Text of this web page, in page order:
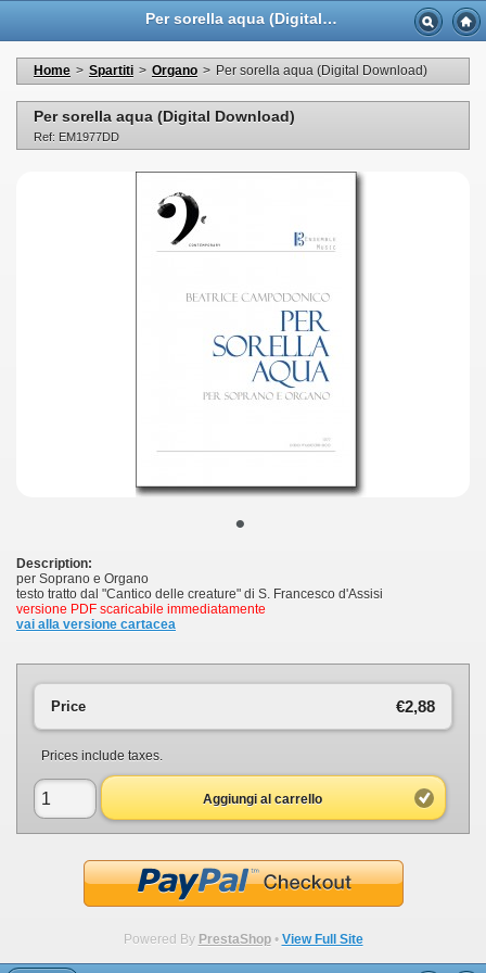
Per sorella aqua (Digital Download) - Casa Musicale Eco
Home > Spartiti > Organo > Per sorella aqua (Digital Download)
Per sorella aqua (Digital Download)
Ref: EM1977DD
•
Description:
per Soprano e Organo
testo tratto dal "Cantico delle creature" di S. Francesco d'Assisi
versione PDF scaricabile immediatamente
vai alla versione cartacea
€2,88
Price
Prices include taxes.
Aggiungi al carrello
Powered By PrestaShop• View Full Site